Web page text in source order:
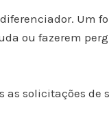
Um
ou fazerem
solicitações de